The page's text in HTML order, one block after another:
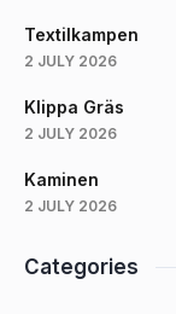
Textilkampen
2 JULY 2026
Klippa Gräs
2 JULY 2026
Kaminen
2 JULY 2026
Categories